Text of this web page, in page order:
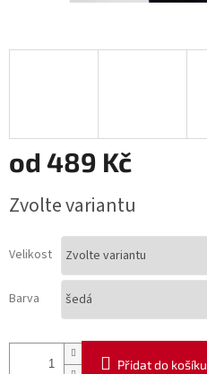
od 489 Kč
cena:
Zvolte variantu
Velikost
Barva
Přidat do košíku